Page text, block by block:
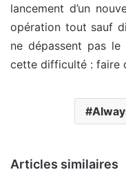
lancement d’un
opération tout sauf
ne dépassent pas le
cette difficulté : faire
Articles similaires